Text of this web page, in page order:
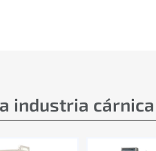
industria cárnica